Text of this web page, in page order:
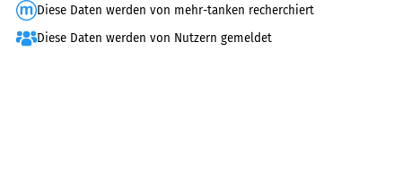
Diese Daten werden von mehr-tanken recherchiert
Diese Daten werden von Nutzern gemeldet